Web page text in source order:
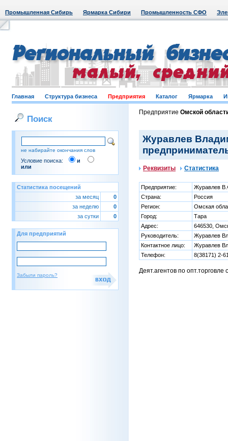
Промышленная Сибирь Ярмарка Сибири Промышленность СФО
Главная Структура бизнеса Предприятия Каталог Ярмарка
Поиск
не набирайте окончания слов
Условие поиска:
и
или
Статистика посещений
за месяц
0
за неделю
0
за сутки
0
Для предприятий
Забыли пароль?
Предприятие Омской
Журавлев
Реквизиты Статистика
Предприятие:
Журавлев
Страна:
Россия
Регион:
Омская
Город:
Тара
Адрес:
646530,
Руководитель:
Журавлев
Контактное лицо:
Журавлев
Телефон:
8(38171) 2-
Деят.агентов по